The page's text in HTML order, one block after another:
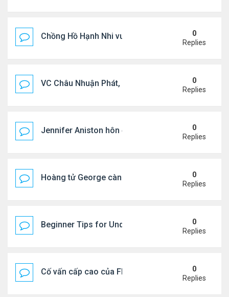
Chồng Hồ Hạnh Nhi vui vẻ ôm người cũ của vợ
0
Replies
VC Châu Nhuận Phát, Lưu Gia Linh viếng vợ cũ ..
0
Replies
Jennifer Aniston hôn đắm đuối bạn trai trên du
0
Replies
Hoàng tử George càng lớn càng điển trai0
Replies
Beginner Tips for Understanding Diablo 4 Items
0
Replies
Cố vấn cấp cao của FIFA từ chức để phán đối
0
Replies